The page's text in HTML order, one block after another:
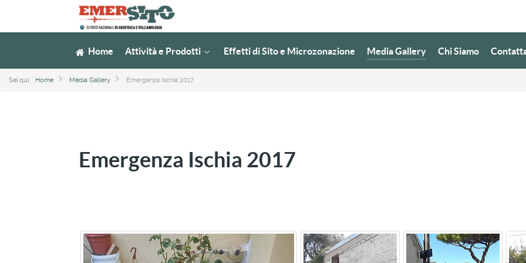
Home Attività e Prodotti Effetti di Sito e Microzonazione Media Gallery Chi Siamo
Sei qui: Home Media Gallery Emergenza Ischia 2017
Emergenza Ischia 2017